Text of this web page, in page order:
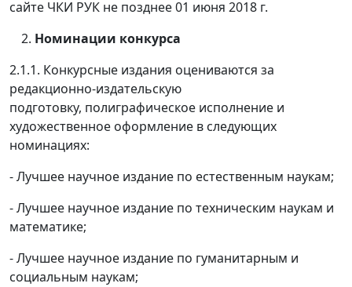
сайте ЧКИ РУК не позднее 01 июня 2018 г.
Номинации конкурса
2.1.1. Конкурсные издания оцениваются за
редакционно-издательскую
подготовку, полиграфическое исполнение и
художественное оформление в следующих
номинациях:
- Лучшее научное издание по естественным наукам;
- Лучшее научное издание по техническим наукам и
математике;
- Лучшее научное издание по гуманитарным и
социальным наукам;